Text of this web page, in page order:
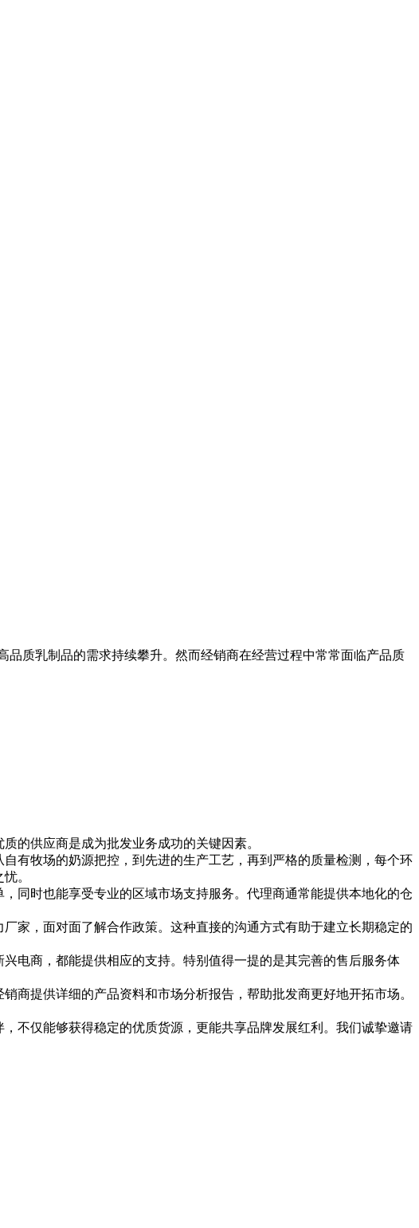
品质乳制品的需求持续攀升。然而经销商在经营过程中常常面临产品质
的供应商是成为批发业务成功的关键因素。
有牧场的奶源把控，到先进的生产工艺，再到严格的质量检测，每个环
。
同时也能享受专业的区域市场支持服务。代理商通常能提供本地化的仓
家，面对面了解合作政策。这种直接的沟通方式有助于建立长期稳定的
电商，都能提供相应的支持。特别值得一提的是其完善的售后服务体
商提供详细的产品资料和市场分析报告，帮助批发商更好地开拓市场。
不仅能够获得稳定的优质货源，更能共享品牌发展红利。我们诚挚邀请